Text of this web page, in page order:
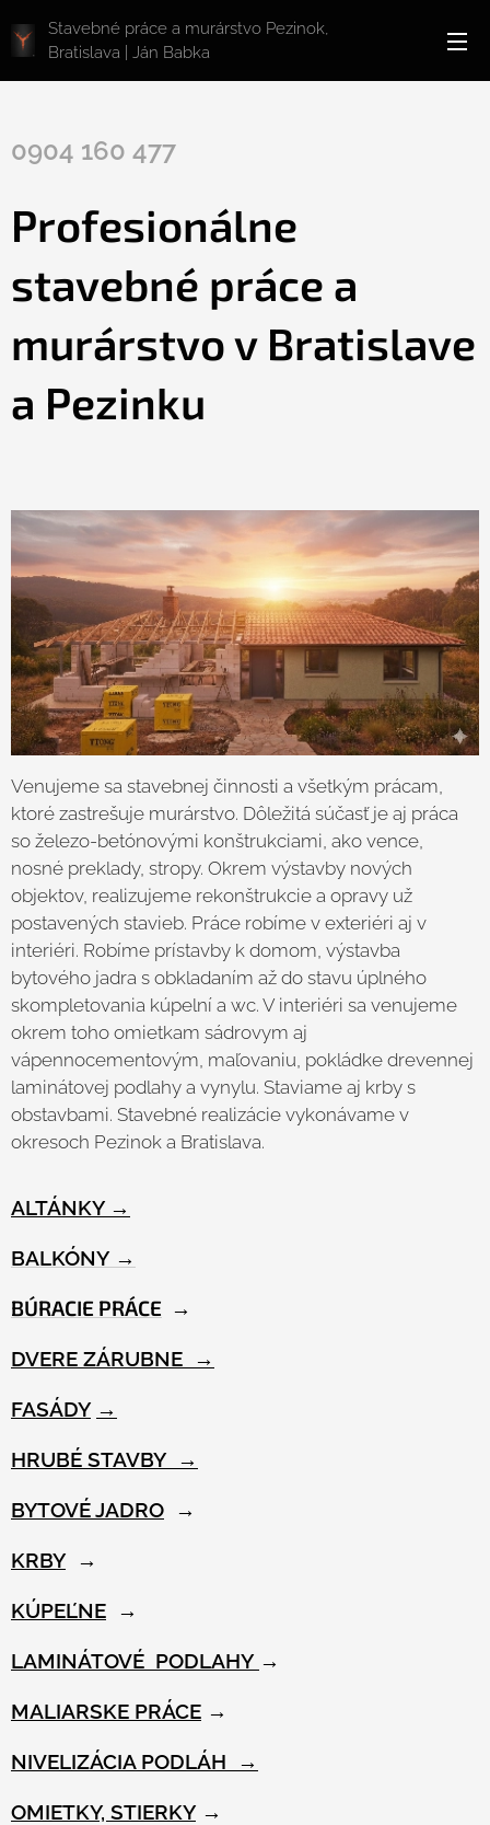
Stavebné práce a murárstvo Pezinok,
Bratislava | Ján Babka
0904 160 477
Profesionálne
stavebné práce a
murárstvo v Bratislave
a Pezinku
Venujeme sa stavebnej činnosti a všetkým prácam,
ktoré zastrešuje murárstvo. Dôležitá súčasť je aj práca
so železo-betónovými konštrukciami, ako vence,
nosné preklady, stropy. Okrem výstavby nových
objektov, realizujeme rekonštrukcie a opravy už
postavených stavieb. Práce robíme v exteriéri aj v
interiéri. Robíme prístavby k domom, výstavba
bytového jadra s obkladaním až do stavu úplného
skompletovania kúpelní a wc. V interiéri sa venujeme
okrem toho omietkam sádrovym aj
vápennocementovým, maľovaniu, pokládke drevennej
laminátovej podlahy a vynylu. Staviame aj krby s
obstavbami. Stavebné realizácie vykonávame v
okresoch Pezinok a Bratislava.
ALTÁNKY →
BALKÓNY →
BÚRACIE PRÁCE →
DVERE ZÁRUBNE →
FASÁDY →
HRUBÉ STAVBY →
BYTOVÉ JADRO →
KRBY →
KÚPEĽNE →
LAMINÁTOVÉ PODLAHY →
MALIARSKE PRÁCE →
NIVELIZÁCIA PODLÁH →
OMIETKY, STIERKY →